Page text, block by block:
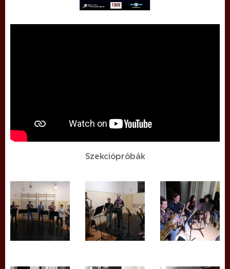
Szekciópróbák